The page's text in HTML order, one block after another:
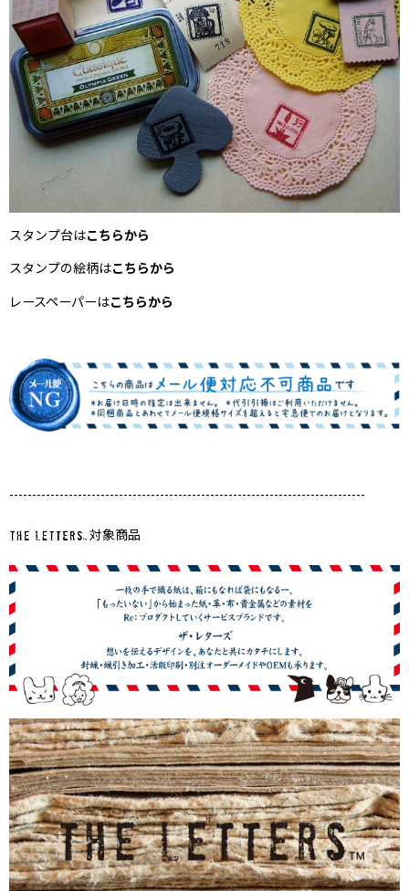
スタンプ台はこちらから
スタンプの絵柄はこちらから
レースペーパーはこちらから
------------------------------------------------------------------------------
対象商品